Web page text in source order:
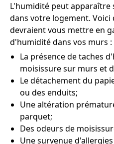
L'humidité peut apparaître
dans votre logement. Voici
devraient vous mettre en
d'humidité dans vos murs :
La présence de taches
moisissure sur murs et
Le détachement du
ou des enduits;
Une altération
parquet;
Des odeurs de
Une survenue